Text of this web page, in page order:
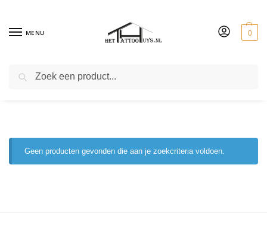
MENU 0
Geen producten gevonden die aan je zoekcriteria voldoen.